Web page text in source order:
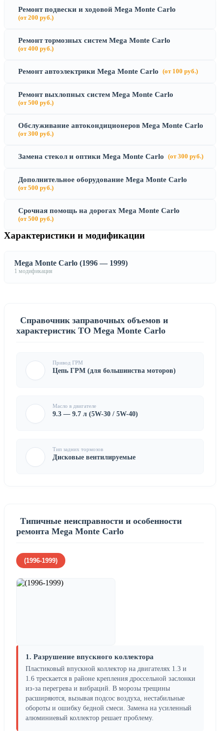
Ремонт подвески и ходовой Mega Monte Carlo
(от 200 руб.)
Ремонт тормозных систем Mega Monte Carlo
(от 400 руб.)
Ремонт автоэлектрики Mega Monte Carlo (от 100 руб.)
Ремонт выхлопных систем Mega Monte Carlo
(от 500 руб.)
Обслуживание автокондиционеров Mega Monte Carlo
(от 300 руб.)
Замена стекол и оптики Mega Monte Carlo (от 300 руб.)
Дополнительное оборудование Mega Monte Carlo
(от 500 руб.)
Срочная помощь на дорогах Mega Monte Carlo
(от 500 руб.)
Характеристики и модификации
Mega Monte Carlo (1996 — 1999)
1 модификация
Справочник заправочных объемов и
характеристик ТО Mega Monte Carlo
Привод ГРМ
Цепь ГРМ (для большинства моторов)
Масло в двигателе
9.3 — 9.7 л (5W-30 / 5W-40)
Тип задних тормозов
Дисковые вентилируемые
Типичные неисправности и особенности
ремонта Mega Monte Carlo
(1996-1999)
1. Разрушение впускного коллектора
Пластиковый впускной коллектор на двигателях 1.3 и
1.6 трескается в районе крепления дроссельной заслонки
из-за перегрева и вибраций. В морозы трещины
расширяются, вызывая подсос воздуха, нестабильные
обороты и ошибку бедной смеси. Замена на усиленный
алюминиевый коллектор решает проблему.